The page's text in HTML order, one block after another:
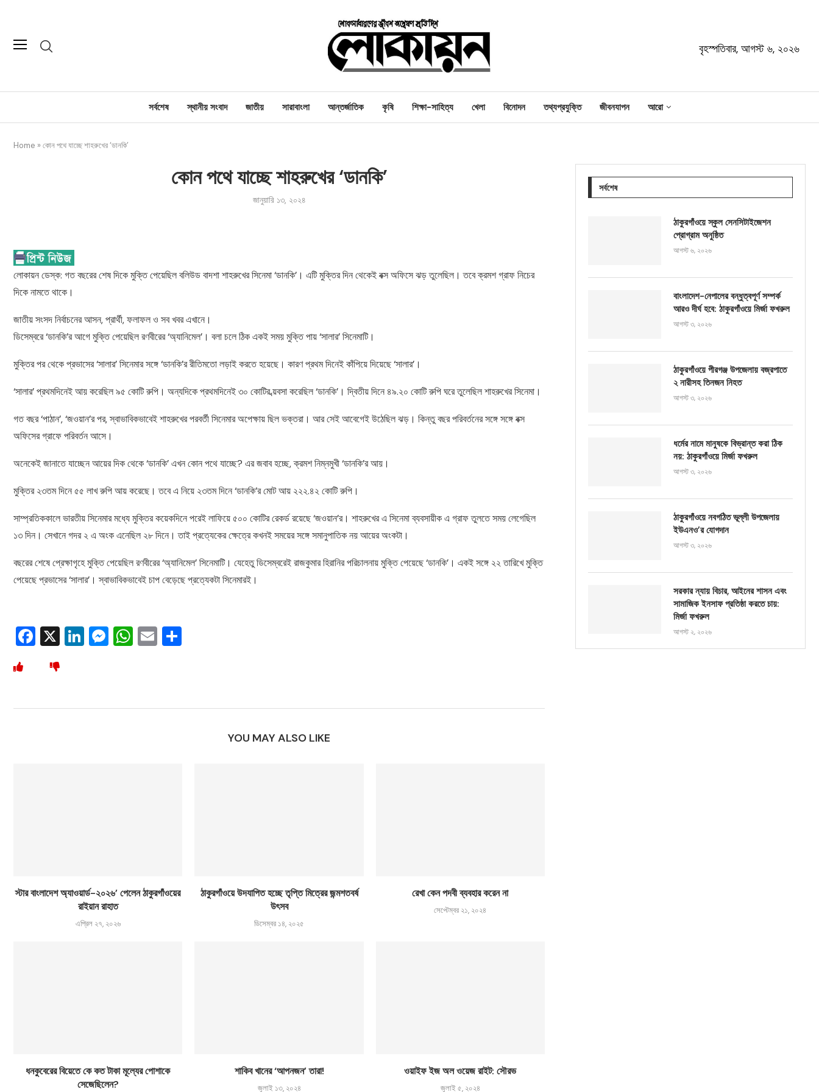
বৃহস্পতিবার, আগস্ট ৬, ২০২৬
সর্বশেষ স্থানীয় সংবাদ জাতীয় সারাবাংলা আন্তর্জাতিক কৃষি শিক্ষা-সাহিত্য খেলা বিনোদন তথ্যপ্রযুক্তি জীবনযাপন আরো
Home » কোন পথে যাচ্ছে শাহরুখের ‘ডানকি’
কোন পথে যাচ্ছে শাহরুখের ‘ডানকি’
জানুয়ারি ১৩, ২০২৪
লোকায়ন ডেস্ক: গত বছরের শেষ দিকে মুক্তি পেয়েছিল বলিউড বাদশা শাহরুখের সিনেমা ‘ডানকি’। এটি মুক্তির দিন থেকেই বক্স অফিসে ঝড় তুলেছিল। তবে ক্রমশ গ্রাফ নিচের
দিকে নামতে থাকে।
জাতীয় সংসদ নির্বাচনের আসন, প্রার্থী, ফলাফল ও সব খবর এখানে।
ডিসেম্বরে ‘ডানকি’র আগে মুক্তি পেয়েছিল রণবীরের ‘অ্যানিমেল’। বলা চলে ঠিক একই সময় মুক্তি পায় ‘সালার’ সিনেমাটি।
মুক্তির পর থেকে প্রভাসের ‘সালার’ সিনেমার সঙ্গে ‘ডানকি’র রীতিমতো লড়াই করতে হয়েছে। কারণ প্রথম দিনেই কাঁপিয়ে দিয়েছে ‘সালার’।
‘সালার’ প্রথমদিনেই আয় করেছিল ৯৫ কোটি রুপি। অন্যদিকে প্রথমদিনেই ৩০ কোটির ব্য়বসা করেছিল ‘ডানকি’। দ্বিতীয় দিনে ৪৯.২০ কোটি রুপি ঘরে তুলেছিল শাহরুখের সিনেমা।
গত বছর ‘পাঠান’, ‘জওয়ান’র পর, স্বাভাবিকভাবেই শাহরুখের পরবর্তী সিনেমার অপেক্ষায় ছিল ভক্তরা। আর সেই আবেগেই উঠেছিল ঝড়। কিন্তু বছর পরিবর্তনের সঙ্গে সঙ্গে বক্স
অফিসের গ্রাফে পরিবর্তন আসে।
অনেকেই জানাতে যাচ্ছেন আয়ের দিক থেকে ‘ডানকি’ এখন কোন পথে যাচ্ছে? এর জবাব হচ্ছে, ক্রমশ নিম্নমুখী ‘ডানকি’র আয়।
মুক্তির ২৩তম দিনে ৫৫ লাখ রুপি আয় করেছে। তবে এ নিয়ে ২৩তম দিনে ‘ডানকি’র মোট আয় ২২২.৪২ কোটি রুপি।
সাম্প্রতিককালে ভারতীয় সিনেমার মধ্যে মুক্তির কয়েকদিনে পরেই লাফিয়ে ৫০০ কোটির রেকর্ড রয়েছে ‘জওয়ান’র। শাহরুখের এ সিনেমা ব্যবসায়ীক এ গ্রাফ তুলতে সময় লেগেছিল
১৩ দিন। সেখানে গদর ২ এ অংক এনেছিল ২৮ দিনে। তাই প্রত্যেকের ক্ষেত্রে কখনই সময়ের সঙ্গে সমানুপাতিক নয় আয়ের অংকটা।
বছরের শেষে প্রেক্ষাগৃহে মুক্তি পেয়েছিল রণবীরের ‘অ্যানিমেল’ সিনেমাটি। যেহেতু ডিসেম্বরেই রাজকুমার হিরানির পরিচালনায় মুক্তি পেয়েছে ‘ডানকি’। একই সঙ্গে ২২ তারিখে মুক্তি
পেয়েছে প্রভাসের ‘সালার’। স্বাভাবিকভাবেই চাপ বেড়েছে প্রত্যেকটা সিনেমারই।
Facebook
X LinkedIn
Messenger
WhatsApp
Email
YOU MAY ALSO LIKE
স্টার বাংলাদেশ অ্যাওয়ার্ড-২০২৬’ পেলেন ঠাকুরগাঁওয়ের
রাইয়ান রাহাত
এপ্রিল ২৭, ২০২৬
ঠাকুরগাঁওয়ে উদযাপিত হচ্ছে তৃপ্তি মিত্রের জন্মশতবর্ষ
উৎসব
ডিসেম্বর ১৪, ২০২৫
রেখা কেন পদবী ব্যবহার করেন না
সেপ্টেম্বর ২১, ২০২৪
ধনকুবেরের বিয়েতে কে কত টাকা মূল্যের পোশাকে
সেজেছিলেন?
শাকিব খানের ‘আপনজন’ তারা!
জুলাই ১৩, ২০২৪
ওয়াইফ ইজ অল ওয়েজ রাইট: সৌরভ
জুলাই ৫, ২০২৪
সর্বশেষ
ঠাকুরগাঁওয়ে স্কুল সেনসিটাইজেশন
প্রোগ্রাম অনুষ্ঠিত
আগস্ট ৬, ২০২৬
বাংলাদেশ-নেপালের বন্ধুত্বপূর্ণ সম্পর্ক
আরও দীর্ঘ হবে: ঠাকুরগাঁওয়ে মির্জা ফখরুল
আগস্ট ৩, ২০২৬
ঠাকুরগাঁওয়ে পীরগঞ্জ উপজেলায় বজ্রপাতে
২ নারীসহ তিনজন নিহত
আগস্ট ৩, ২০২৬
ধর্মের নামে মানুষকে বিভ্রান্ত করা ঠিক
নয়: ঠাকুরগাঁওয়ে মির্জা ফখরুল
আগস্ট ৩, ২০২৬
ঠাকুরগাঁওয়ে নবগঠিত ভূল্লী উপজেলায়
ইউএনও’র যোগদান
আগস্ট ৩, ২০২৬
সরকার ন্যায় বিচার, আইনের শাসন এবং
সামাজিক ইনসাফ প্রতিষ্ঠা করতে চায়:
মির্জা ফখরুল
আগস্ট ২, ২০২৬